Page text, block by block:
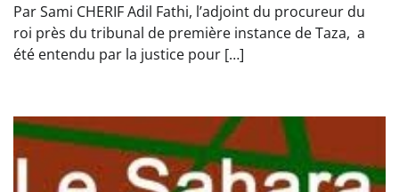
Par Sami CHERIF Adil Fathi, l’adjoint du procureur du
roi près du tribunal de première instance de Taza, a
été entendu par la justice pour […]